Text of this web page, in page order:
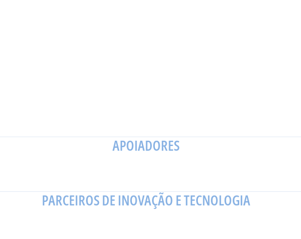
APOIADORES
PARCEIROS DE INOVAÇÃO E TECNOLOGIA